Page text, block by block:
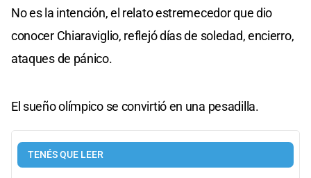
No es la intención, el relato estremecedor que dio
conocer Chiaraviglio, reflejó días de soledad, encierro,
ataques de pánico.
El sueño olímpico se convirtió en una pesadilla.
TENÉS QUE LEER